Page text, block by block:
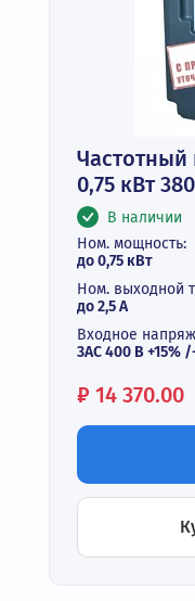
Частотный
0,75 кВт
В наличии
Ном. мощность:
до 0,75 кВт
Ном. выходной
до 2,5 А
Входное
3АС 400 В +15%
Цена:
₽ 14 370.00